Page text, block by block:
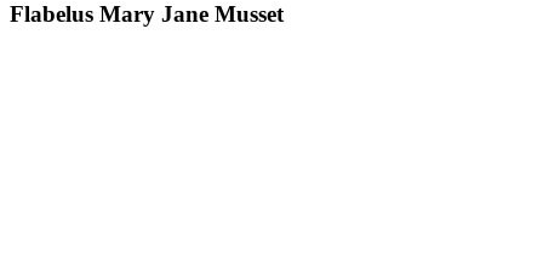
Flabelus Mary Jane Musset